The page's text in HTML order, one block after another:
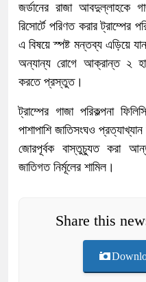
জর্ডানের রাজা আবদুল্লাহকে
রিসোর্টে পরিণত করার ট্রাম্পের
এ বিষয়ে স্পষ্ট মন্তব্য এড়িয়ে
অন্যান্য রোগে আক্রান্ত ২
করতে প্রস্তুত।
ট্রাম্পের গাজা পরিকল্পনা
পাশাপাশি জাতিসংঘও
জোরপূর্বক বাস্তুচ্যুত করা
জাতিগত নির্মূলের শামিল।
Share this